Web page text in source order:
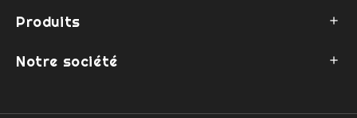
Produits 
Notre société 